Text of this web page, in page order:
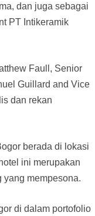
dan juga sebagai
PT Intikeramik
Faull, Senior
Guillard and Vice
dan rekan
berada di lokasi
ini merupakan
yang mempesona.
di dalam portofolio